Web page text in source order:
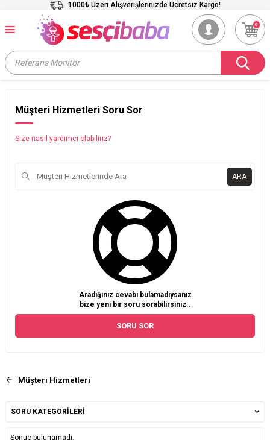
1000₺ Üzeri Alışverişlerinizde Ücretsiz Kargo!
0
Müşteri Hizmetleri Soru Sor
Size nasıl yardımcı olabiliriz?
ARA
Aradığınız cevabı bulamadıysanız
bize yeni bir soru sorabilirsiniz..
SORU SOR
Müşteri Hizmetleri
SORU KATEGORILERI
Sonuç bulunamadı.